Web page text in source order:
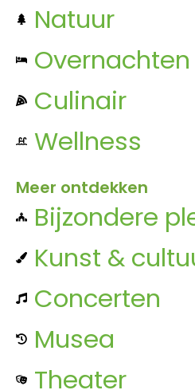
Natuur
Overnachten
Culinair
Wellness
Meer ontdekken
Bijzondere
Kunst &
Concerten
Musea
Theater